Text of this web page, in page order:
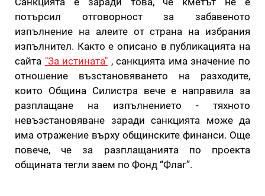
потърсил отговорност за забавеното
изпълнение на алеите от страна на избрания
изпълнител. Както е описано в публикацията на
сайта "За истината" , санкцията има значение по
отношение възстановяването на разходите,
които Община Силистра вече е направила за
разплащане на изпълнението - тяхното
невъзстановяване заради санкцията може да
има отражение върху общинските финанси. Още
повече, че за разплащанията по проекта
общината тегли заем по Фонд “Флаг”.